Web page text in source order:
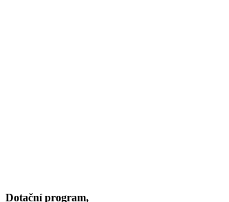
Dotační program,